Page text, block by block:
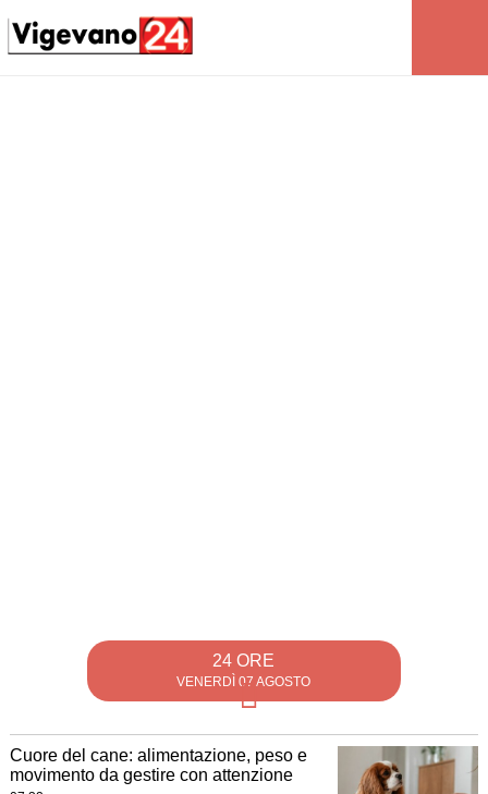
24 ORE
VENERDÌ 07 AGOSTO
Cuore del cane: alimentazione, peso e
movimento da gestire con attenzione